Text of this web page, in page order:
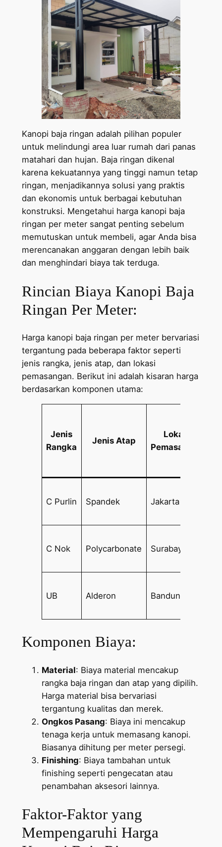
Kanopi baja ringan adalah pilihan populer
untuk melindungi area luar rumah dari panas
matahari dan hujan. Baja ringan dikenal
karena kekuatannya yang tinggi namun tetap
ringan, menjadikannya solusi yang praktis
dan ekonomis untuk berbagai kebutuhan
konstruksi. Mengetahui harga kanopi baja
ringan per meter sangat penting sebelum
memutuskan untuk membeli, agar Anda bisa
merencanakan anggaran dengan lebih baik
dan menghindari biaya tak terduga.
Rincian Biaya Kanopi Baja
Ringan Per Meter:
Harga kanopi baja ringan per meter bervariasi
tergantung pada beberapa faktor seperti
jenis rangka, jenis atap, dan lokasi
pemasangan. Berikut ini adalah kisaran harga
berdasarkan komponen utama:
Jenis
Rangka
Jenis Atap
Lokasi
Pemasangan
C Purlin Spandek Jakarta
C Nok Polycarbonate Surabaya
UB Alderon Bandung
Komponen Biaya:
Material: Biaya material mencakup
rangka baja ringan dan atap yang dipilih.
Harga material bisa bervariasi
tergantung kualitas dan merek.
Ongkos Pasang: Biaya ini mencakup
tenaga kerja untuk memasang kanopi.
Biasanya dihitung per meter persegi.
Finishing: Biaya tambahan untuk
finishing seperti pengecatan atau
penambahan aksesori lainnya.
Faktor-Faktor yang
Mempengaruhi Harga